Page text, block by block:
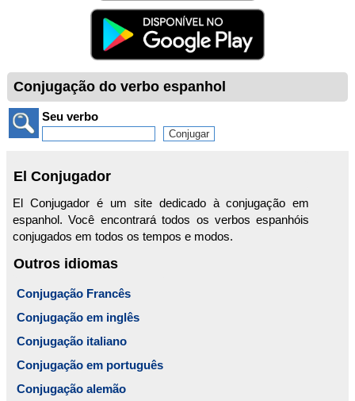
Conjugação do verbo espanhol
Seu verbo
El Conjugador
El Conjugador é um site dedicado à conjugação em
espanhol. Você encontrará todos os verbos espanhóis
conjugados em todos os tempos e modos.
Outros idiomas
Conjugação Francês
Conjugação em inglês
Conjugação italiano
Conjugação em português
Conjugação alemão